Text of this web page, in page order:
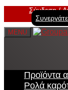
Σύνδεση
MENU
Προϊόντα
Ρολά